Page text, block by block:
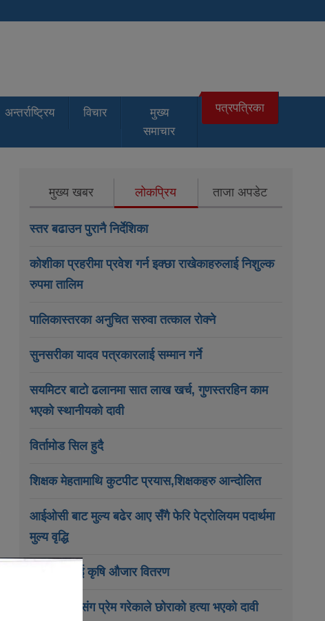
अन्तर्राष्ट्रिय विचार
मुख्य
समाचार
पत्रपत्रिका
मुख्य खबर लोकप्रिय ताजा अपडेट
स्तर बढाउन पुरानै निर्देशिका
कोशीका प्रहरीमा प्रवेश गर्न इक्छा राखेकाहरुलाई निशुल्क
रुपमा तालिम
पालिकास्तरका अनुचित सरुवा तत्काल रोक्ने
सुनसरीका यादव पत्रकारलाई सम्मान गर्ने
सयमिटर बाटो ढलानमा सात लाख खर्च, गुणस्तरहिन काम
भएको स्थानीयको दावी
विर्तामोड सिल हुदै
शिक्षक मेहतामाथि कुटपीट प्रयास,शिक्षकहरु आन्दोलित
आईओसी बाट मुल्य बढेर आए सँगै फेरि पेट्रोलियम पदार्थमा
मुल्य वृद्धि
कृषकहरुलाई कृषि औजार वितरण
छिमेकी केटीसंग प्रेम गरेकाले छोराको हत्या भएको दावी